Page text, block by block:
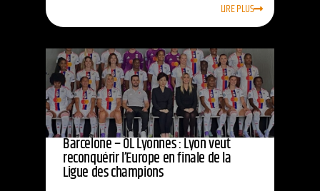
LIRE PLUS
Barcelone – OL Lyonnes : Lyon veut
reconquérir l’Europe en finale de la
Ligue des champions